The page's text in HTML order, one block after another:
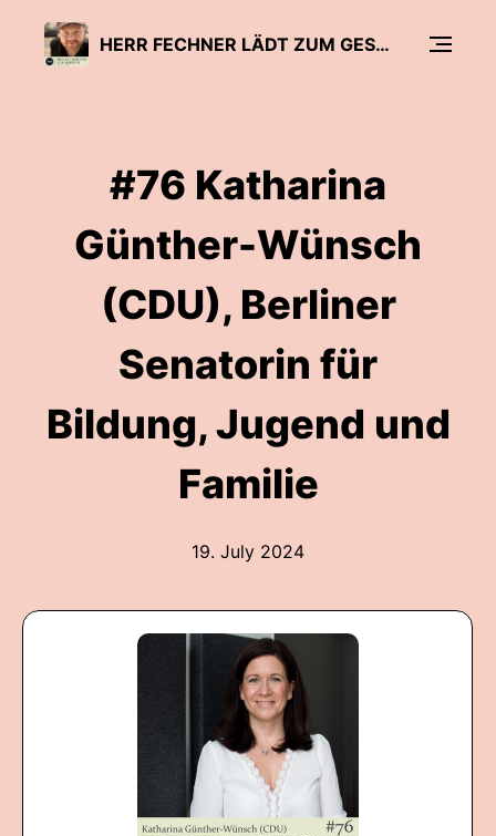
HERR FECHNER LÄDT ZUM GESPRÄCH - DER BILDUNGSPODCAST
#76 Katharina
Günther-Wünsch
(CDU), Berliner
Senatorin für
Bildung, Jugend und
Familie
19. July 2024